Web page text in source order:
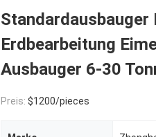
Standardausbauger
Erdbearbeitung
Ausbauger 6-30
Preis: $1200/pieces